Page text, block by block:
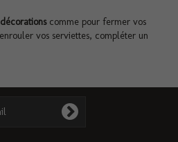
comme pour fermer vos
vos serviettes, compléter un